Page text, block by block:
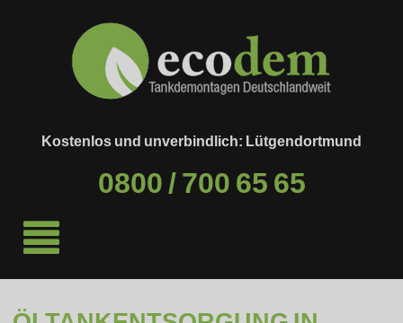
Kostenlos und unverbindlich: Lütgendortmund
0800 / 700 65 65